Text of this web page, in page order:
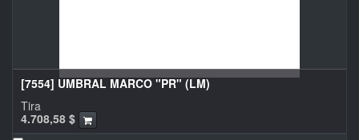
[7554] UMBRAL MARCO "PR" (LM)
4.708,58 $
Tira